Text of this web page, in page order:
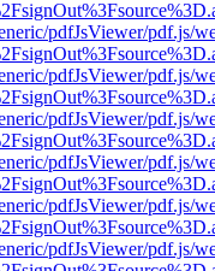
pdfJsViewer/pdf.js/
pdfJsViewer/pdf.js/
pdfJsViewer/pdf.js/
pdfJsViewer/pdf.js/
pdfJsViewer/pdf.js/
pdfJsViewer/pdf.js/